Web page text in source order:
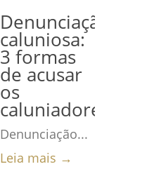
Denunciação
caluniosa:
3 formas
de acusar
os
caluniadores
Denunciação...
Leia mais →